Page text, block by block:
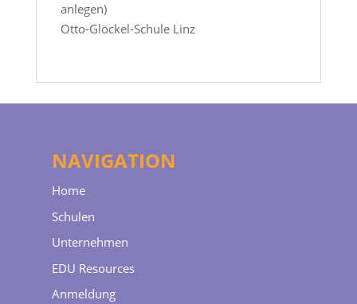
anlegen)
Otto-Glöckel-Schule Linz
NAVIGATION
Home
Schulen
Unternehmen
EDU Resources
Anmeldung